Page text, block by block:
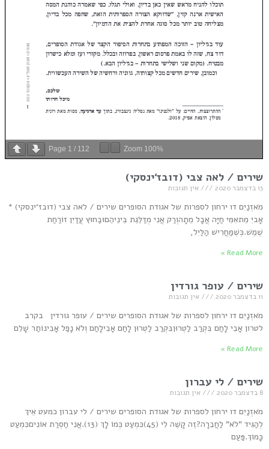
Page 1 / 112 Zoom 100%
שירים / לאה צבי (דובז‘ינסקי)
13 בדצמבר 2020 אין תגובות
מֹאזְנַיִם דו ירחון לספרות של אגודת הסופרים שירים / לאה צבי (דובז‘ינסקי) *
אָביִ מֵתאִמִּי חַיָּה אֲבָל מֵתָהוְרַק אֲנִי מְדַלֶּגֶת בֵּינֵיהֶםוּבַחוּץ עֲדַיִן זוֹרַחַת
שֶׁמֶשׁ.כְּשֶׁמַּחֲרִישׁ הַלַּיִל,
Read More »
שירים / עופר גורדין
11 בדצמבר 2020 אין תגובות
מֹאזְנַיִם דו ירחון לספרות של אגודת הסופרים שירים / עופר גורדין בקרב
לטרון אָבִי לָחַם בִּקְרַב לַטְרוּןבִּקְרַב לַטְרוּן לָחַם אָבִילָחַם וְלֹא נָפַל אָבִינוֹתַר שָׁלֵם
Read More »
שירים / לי עברון
8 בדצמבר 2020 אין תגובות
מֹאזְנַיִם דו ירחון לספרות של אגודת הסופרים שירים / לי עברון כמעט אֵיךְ
לְהַגִּיד "לֹא" לַחֲבֵרָה?זֶה קָשֶׁה לִי (45)כִּמְעַט כְּמוֹ לָךְ (13).אֲנִי חַסְרַת אוֹנִיםכִּמְעַט
כָּמוֹךְ.פַּעַם